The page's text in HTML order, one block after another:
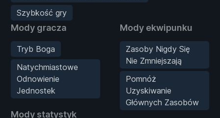
Szybkość gry
Mody gracza
Tryb Boga
Natychmiastowe
Odnowienie
Jednostek
Mody statystyk
Mody ekwipunku
Zasoby Nigdy Się
Nie Zmniejszają
Pomnóż
Uzyskiwanie
Głównych Zasobów